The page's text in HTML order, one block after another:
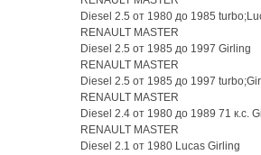
Diesel 2.5 от 1980 до 1985
RENAULT MASTER
Diesel 2.5 от 1985 до 1997 Girling
RENAULT MASTER
Diesel 2.5 от 1985 до 1997
RENAULT MASTER
Diesel 2.4 от 1980 до 1989 71 к.с.
RENAULT MASTER
Diesel 2.1 от 1980 Lucas Girling